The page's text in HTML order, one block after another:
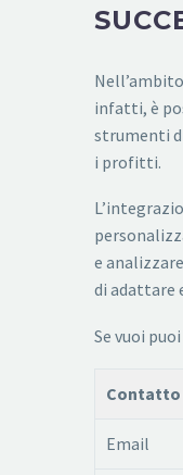
infatti, è
strumenti
i profitti.
e
di adattare
Se vuoi
Contatto
Email